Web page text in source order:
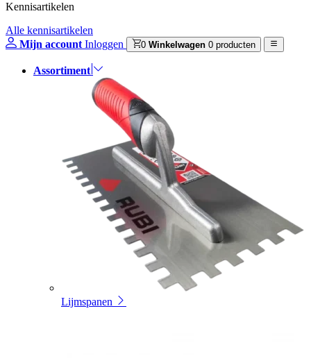
Kennisartikelen
Alle kennisartikelen
Mijn account Inloggen 0 Winkelwagen 0 producten
Assortiment
Lijmspanen